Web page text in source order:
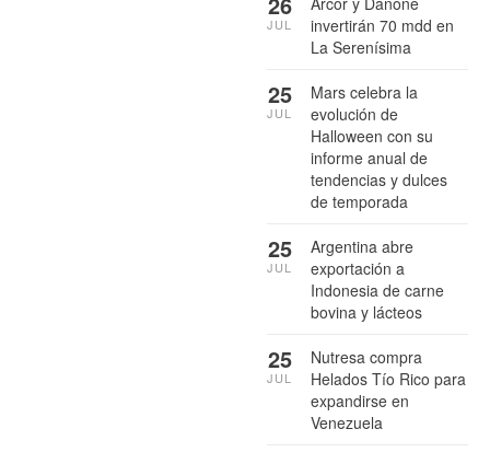
invertirán 70 mdd en
La Serenísima
JUL
Mars celebra la
evolución de
Halloween con su
informe anual de
tendencias y dulces
de temporada
25
JUL
Argentina abre
exportación a
Indonesia de carne
bovina y lácteos
25
JUL
Nutresa compra
Helados Tío Rico para
expandirse en
Venezuela
25
JUL